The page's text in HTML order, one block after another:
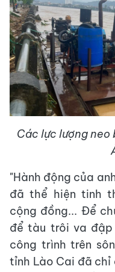
Các lực lượng
"Hành động của
đã thể hiện tinh
cộng đồng... Để
để tàu trôi va
công trình trên
tỉnh Lào Cai đã